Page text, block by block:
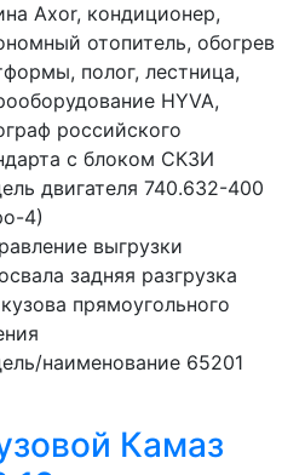
Axor, кондиционер,
отопитель, обогрев
полог, лестница,
HYVA,
российского
с блоком СКЗИ
двигателя 740.632-400
4)
выгрузки
задняя разгрузка
прямоугольного
наименование 65201
Камаз